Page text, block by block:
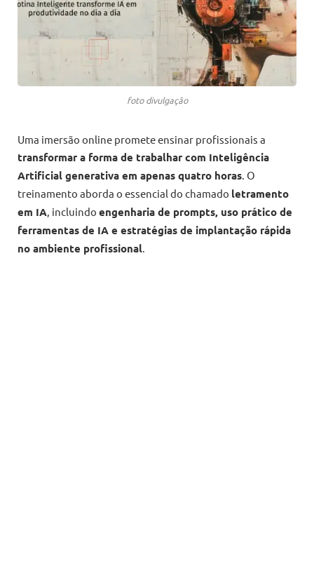
foto divulgação
Uma imersão online promete ensinar profissionais a
transformar a forma de trabalhar com Inteligência
Artificial generativa em apenas quatro horas. O
treinamento aborda o essencial do chamado letramento
em IA, incluindo engenharia de prompts, uso prático de
ferramentas de IA e estratégias de implantação rápida
no ambiente profissional.